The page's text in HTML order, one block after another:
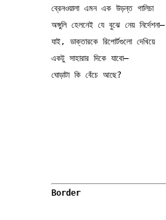
ব্রেনওয়ালা এমন এক উড়ন্ত গালিচা
অঙ্গুলি হেলনেই যে বুঝে নেয় নির্দেশনা—
যাই, ডাক্তারকে রিপোর্টগুলো দেখিয়ে
একটু সাহারার দিকে যাবো—
ঘোড়াটা কি বেঁচে আছে?
Border